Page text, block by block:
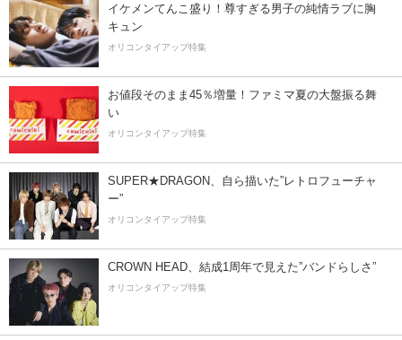
イケメンてんこ盛り！尊すぎる男子の純情ラブに胸
キュン
オリコンタイアップ特集
お値段そのまま45％増量！ファミマ夏の大盤振る舞
い
オリコンタイアップ特集
SUPER★DRAGON、自ら描いた”レトロフューチャ
ー”
オリコンタイアップ特集
CROWN HEAD、結成1周年で見えた”バンドらしさ”
オリコンタイアップ特集